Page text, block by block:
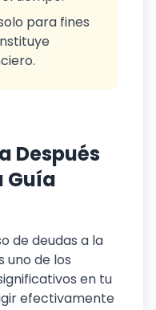
para fines
Después
Guía
de deudas a la
uno de los
en tu
efectivamente